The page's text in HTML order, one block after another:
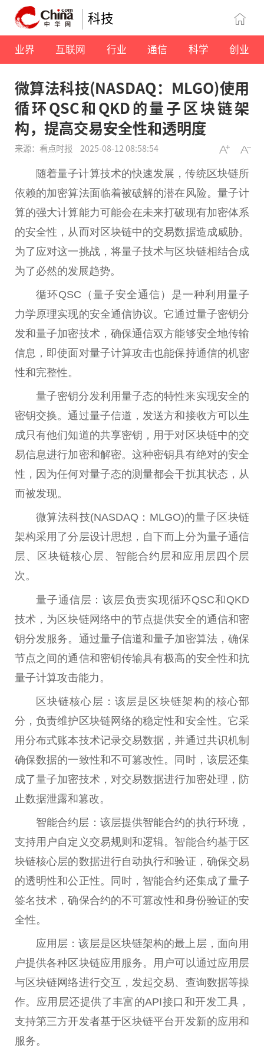
科技
业界 互联网 行业 通信 科学 创业
微算法科技(NASDAQ：MLGO)使用
循环QSC和QKD的量子区块链架
构，提高交易安全性和透明度
来源：看点时报 2025-08-12 08:58:54
随着量子计算技术的快速发展，传统区块链所
依赖的加密算法面临着被破解的潜在风险。量子计
算的强大计算能力可能会在未来打破现有加密体系
的安全性，从而对区块链中的交易数据造成威胁。
为了应对这一挑战，将量子技术与区块链相结合成
为了必然的发展趋势。
循环QSC（量子安全通信）是一种利用量子
力学原理实现的安全通信协议。它通过量子密钥分
发和量子加密技术，确保通信双方能够安全地传输
信息，即使面对量子计算攻击也能保持通信的机密
性和完整性。
量子密钥分发利用量子态的特性来实现安全的
密钥交换。通过量子信道，发送方和接收方可以生
成只有他们知道的共享密钥，用于对区块链中的交
易信息进行加密和解密。这种密钥具有绝对的安全
性，因为任何对量子态的测量都会干扰其状态，从
而被发现。
微算法科技(NASDAQ：MLGO)的量子区块链
架构采用了分层设计思想，自下而上分为量子通信
层、区块链核心层、智能合约层和应用层四个层
次。
量子通信层：该层负责实现循环QSC和QKD
技术，为区块链网络中的节点提供安全的通信和密
钥分发服务。通过量子信道和量子加密算法，确保
节点之间的通信和密钥传输具有极高的安全性和抗
量子计算攻击能力。
区块链核心层：该层是区块链架构的核心部
分，负责维护区块链网络的稳定性和安全性。它采
用分布式账本技术记录交易数据，并通过共识机制
确保数据的一致性和不可篡改性。同时，该层还集
成了量子加密技术，对交易数据进行加密处理，防
止数据泄露和篡改。
智能合约层：该层提供智能合约的执行环境，
支持用户自定义交易规则和逻辑。智能合约基于区
块链核心层的数据进行自动执行和验证，确保交易
的透明性和公正性。同时，智能合约还集成了量子
签名技术，确保合约的不可篡改性和身份验证的安
全性。
应用层：该层是区块链架构的最上层，面向用
户提供各种区块链应用服务。用户可以通过应用层
与区块链网络进行交互，发起交易、查询数据等操
作。应用层还提供了丰富的API接口和开发工具，
支持第三方开发者基于区块链平台开发新的应用和
服务。